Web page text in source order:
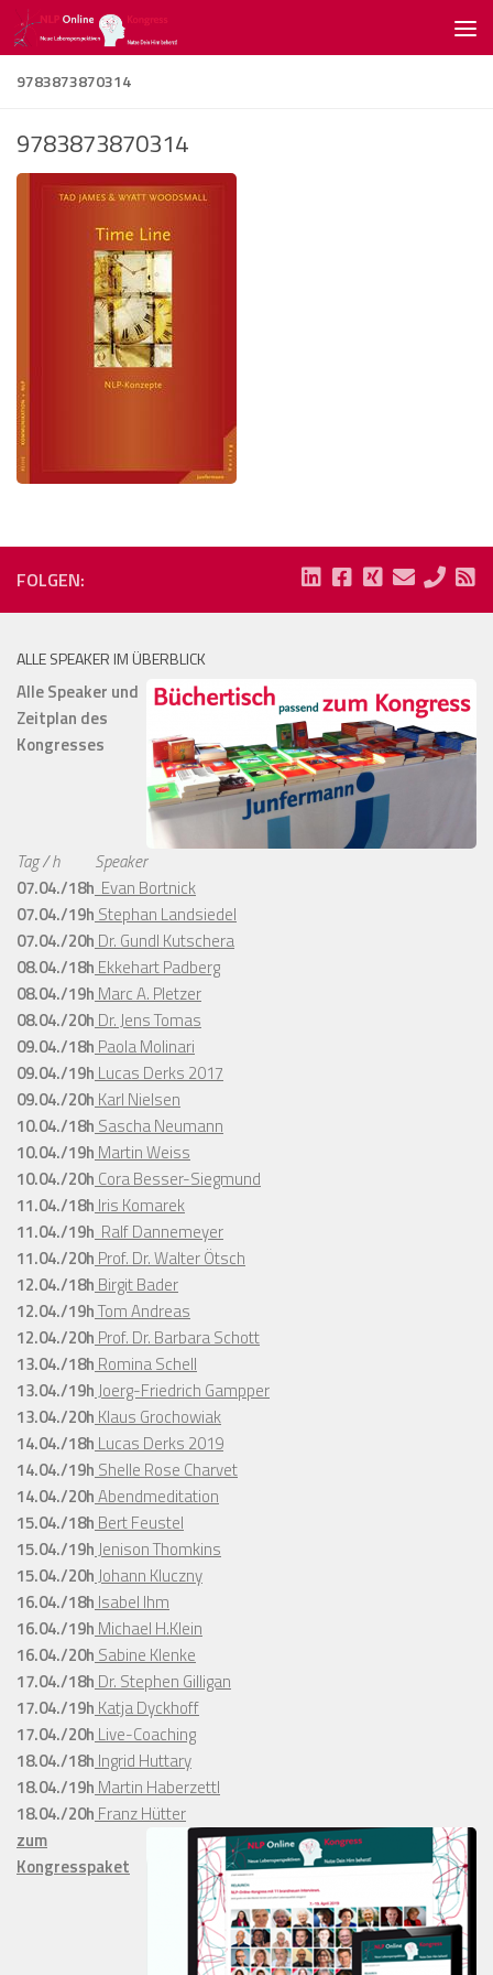
Zum Inhalt springen
9783873870314
9783873870314
FOLGEN:
ALLE SPEAKER IM ÜBERBLICK
Alle Speaker und
Zeitplan des
Kongresses
Tag / h
Speaker
07.04./18h Evan Bortnick
07.04./19h Stephan Landsiedel
07.04./20h Dr. Gundl Kutschera
08.04./18h Ekkehart Padberg
08.04./19h Marc A. Pletzer
08.04./20h Dr. Jens Tomas
09.04./18h Paola Molinari
09.04./19h Lucas Derks 2017
09.04./20h Karl Nielsen
10.04./18h Sascha Neumann
10.04./19h Martin Weiss
10.04./20h Cora Besser-Siegmund
11.04./18h Iris Komarek
11.04./19h Ralf Dannemeyer
11.04./20h Prof. Dr. Walter Ötsch
12.04./18h Birgit Bader
12.04./19hTom Andreas
12.04./20h Prof. Dr. Barbara Schott
13.04./18h Romina Schell
13.04./19hJoerg-Friedrich Gampper
13.04./20h Klaus Grochowiak
14.04./18h Lucas Derks 2019
14.04./19h Shelle Rose Charvet
14.04./20hAbendmeditation
15.04./18h Bert Feustel
15.04./19hJenison Thomkins
15.04./20hJohann Kluczny
16.04./18h Isabel Ihm
16.04./19h Michael H.Klein
16.04./20h Sabine Klenke
17.04./18h Dr. Stephen Gilligan
17.04./19h Katja Dyckhoff
17.04./20h Live-Coaching
18.04./18h Ingrid Huttary
18.04./19h Martin Haberzettl
18.04./20h Franz Hütter
zum
Kongresspaket